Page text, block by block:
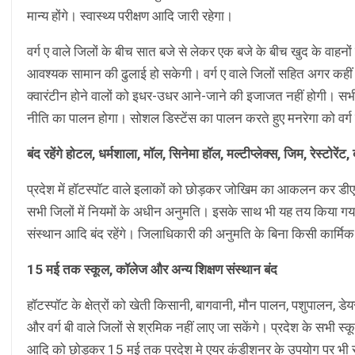
मान्य होंगे। स्वास्थ्य परीक्षण आदि जारी रहेगा।
वर्ग ए वाले जिलों के बीच सात बजे से लेकर एक बजे के बीच खुद के वाहनों
आवश्यक सामान की ढुलाई हो सकेगी। वर्ग ए वाले जिलों सहित अगर
क्वारंटीन होने वालों को इधर-उधर आने-जाने की इजाजत नहीं होगी।
नीति का पालन होगा। सोशल डिस्टेंस का पालन करते हुए मनरेगा को
बंद रहेंगे होटल, धर्मशाला, मॉल, सिनेमा हॉल, मल्टीप्लेक्स, जिम, रेस्टोरेंट,
प्रदेश में हॉटस्पॉट वाले इलाकों को छोड़कर जोखिम का आकलन कर
सभी जिलों में नियमों के अधीन अनुमति। इसके साथ भी यह तय किया गया
संस्थान आदि बंद रहेंगे। जिलाधिकारी की अनुमति के बिना किसी कार्मिक
15 मई तक स्कूल, कॉलेज और अन्य शिक्षण संस्थान बंद
हॉटस्पॉट के क्षेत्रों को खेती किसानी, बागवानी, मौन पालन, पशुपालन,
और वर्ग बी वाले जिलों से श्रमिक नहीं लाए जा सकेंगे। प्रदेश के
आदि को छोड़कर 15 मई तक प्रदेश मे एयर कंडीशनर के उपयोग पर भी